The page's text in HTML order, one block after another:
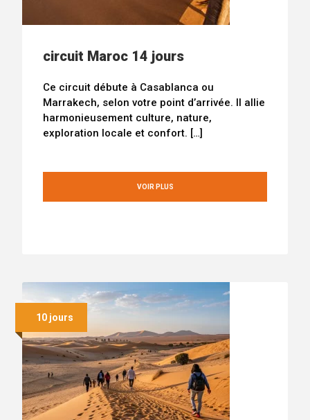
circuit Maroc 14 jours
Ce circuit débute à Casablanca ou
Marrakech, selon votre point d’arrivée. Il allie
harmonieusement culture, nature,
exploration locale et confort. […]
VOIR PLUS
10 jours